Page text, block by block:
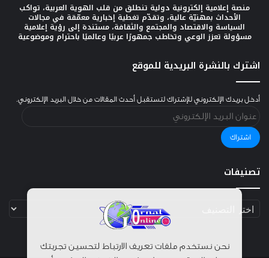
منصة إعلامية إلكترونية دولية تنطلق من قلب الهوية العربية، تواكب
الأحداث بمهنيّة عالية، وتقدّم تغطية إخبارية معمّقة في مجالات
السياسة والاقتصاد والمجتمع والثقافة، مستندة إلى رؤية إعلامية
مسؤولة تعزز الوعي وتخاطب جمهورًا عربيًا وعالميًا باحترام وموضوعية
اشترك بالنشرة البريدية للموقع
أدخل بريدك الإلكتروني للإشتراك لتستقبل أحدث المقالات من خلال البريد الإلكتروني.
البريد
الإلكتروني
اشتراك
تصنيفات
تصنيفات
نحن نستخدم ملفات تعريف الارتباط لتحسين تجربتك